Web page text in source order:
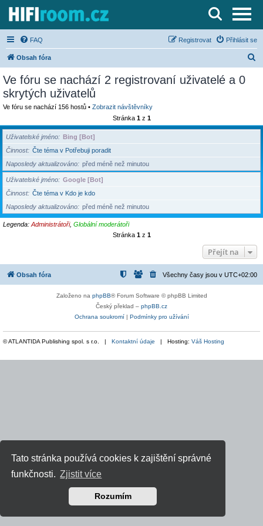
Tato stránka používá cookies k zajištění správné
funkčnosti. Zjistit více
Rozumím
Server o Hi-Fi a AV technice
FAQ Přihlásit se
Registrovat
Obsah fóra
t
Ve fóru se nachází 2 registrovaní uživatelé a 0
skrytých uživatelů
Ve fóru se nachází 156 hostů • Zobrazit návštěvníky
Stránka 1z 1
Uživatelské jméno
Bing [Bot]
Činnost
Čte téma v Potřebuji poradit
Naposledy aktualizováno
před méně než minutou
Uživatelské jméno
Google [Bot]
Činnost
Čte téma v Kdo je kdo
Naposledy aktualizováno
před méně než minutou
Legenda: Administrátoři, Globální moderátoři
Stránka 1z 1
Přejít na
Obsah fóra Všechny časy jsou v UTC+02:00
Založeno na phpBB® Forum Software © phpBB Limited
Český překlad – phpBB.cz
Ochrana soukromí| Podmínky pro užívání
© ATLANTIDA Publishing spol. s r.o. | Kontaktní údaje | Hosting: Váš Hosting